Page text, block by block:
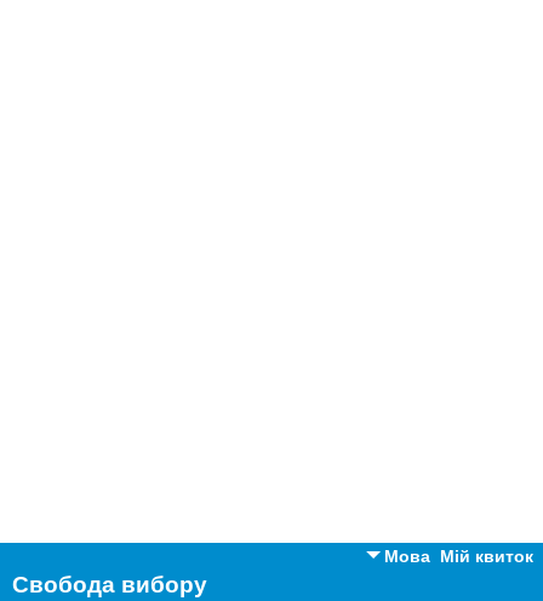
Мій квиток
Мова
Свобода вибору